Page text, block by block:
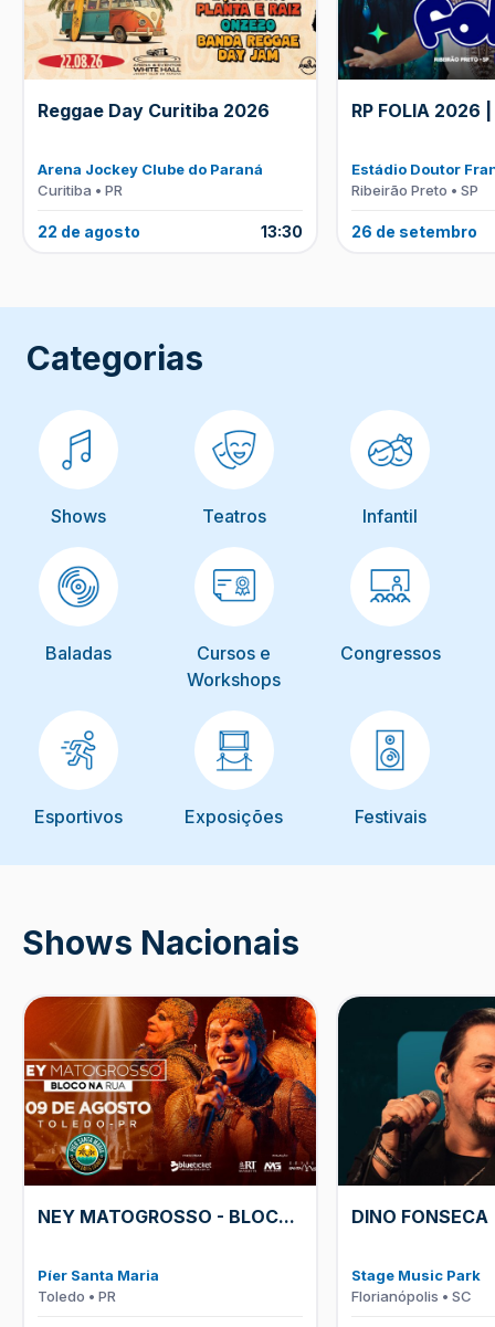
Reggae Day Curitiba 2026
Arena Jockey Clube do Paraná
Curitiba • PR
22 de agosto 13:30
RP FOLIA 2026
Estádio Doutor
Ribeirão Preto • SP
26 de setembro
Categorias
Shows Teatros Infantil
Baladas
Cursos e
Workshops
Congressos
Esportivos Exposições Festivais
Shows Nacionais
NEY MATOGROSSO - BLOC...
Píer Santa Maria
Toledo • PR
DINO FONSECA
Stage Music Park
Florianópolis • SC